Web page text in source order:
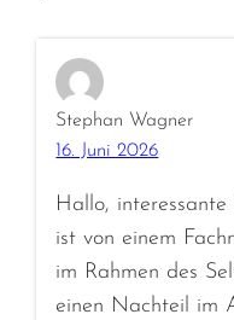
Stephan Wagner
16. Juni 2026
Hallo,
ist von einem
im Rahmen des
einen Nachteil im